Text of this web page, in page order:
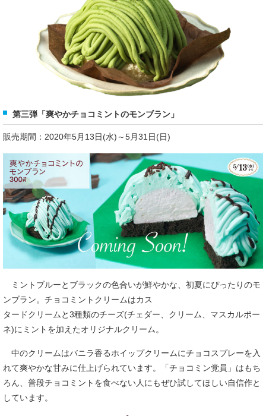
第三弾「爽やかチョコミントのモンブラン」
販売期間：2020年5月13日(水)～5月31日(日)
ミントブルーとブラックの色合いが鮮やかな、初夏にぴったりのモ
ンブラン。チョコミントクリームはカス
タードクリームと3種類のチーズ(チェダー、クリーム、マスカルポー
ネ)にミントを加えたオリジナルクリーム。
中のクリームはバニラ香るホイップクリームにチョコスプレーを入
れて爽やかな甘みに仕上げられています。「チョコミン党員」はもち
ろん、普段チョコミントを食べない人にもぜひ試してほしい自信作と
しています。